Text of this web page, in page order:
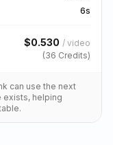
6s
$0.530 / video
(36 Credits)
can use the next
exists, helping